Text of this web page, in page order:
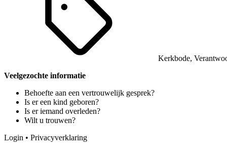
Kerkbode,
Veelgezochte informatie
Behoefte aan een vertrouwelijk gesprek?
Is er een kind geboren?
Is er iemand overleden?
Wilt u trouwen?
Login • Privacyverklaring